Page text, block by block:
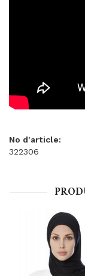
No d'article:
322306